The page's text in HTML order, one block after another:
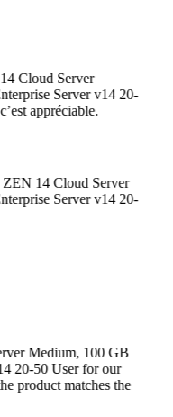
Cloud Server
Server v14 20-
appréciable.
14 Cloud Server
Server v14 20-
Medium, 100 GB
20-50 User for our
product matches the